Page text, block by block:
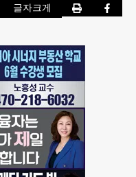
글자크게